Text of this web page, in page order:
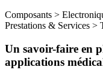
Composants >
Prestations & Services >
Un savoir-faire en
applications